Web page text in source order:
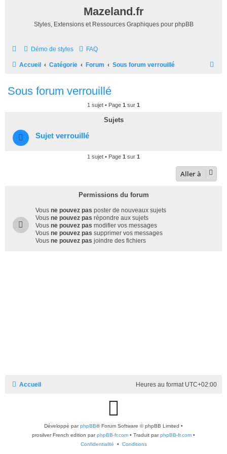
Mazeland.fr
Styles, Extensions et Ressources Graphiques pour phpBB
Démo de styles FAQ
Accueil Catégorie Forum Sous forum verrouillé
Sous forum verrouillé
1 sujet • Page 1 sur 1
Sujets
Sujet verrouillé
1 sujet • Page 1 sur 1
Aller à
Permissions du forum
Vous ne pouvez pas poster de nouveaux sujets
Vous ne pouvez pas répondre aux sujets
Vous ne pouvez pas modifier vos messages
Vous ne pouvez pas supprimer vos messages
Vous ne pouvez pas joindre des fichiers
Accueil Heures au format UTC+02:00
i
t
Développé parphpBB® Forum Software © phpBB Limited •
prosilver French edition parphpBB-fr.com • Traduit parphpBB-fr.com •
Confidentialité • Conditions